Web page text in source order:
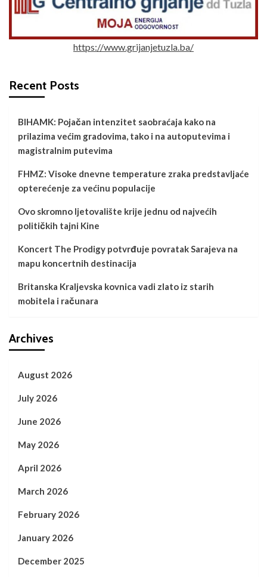
https://www.grijanjetuzla.ba/
Recent Posts
BIHAMK: Pojačan intenzitet saobraćaja kako na
prilazima većim gradovima, tako i na autoputevima i
magistralnim putevima
FHMZ: Visoke dnevne temperature zraka predstavljaće
opterećenje za većinu populacije
Ovo skromno ljetovalište krije jednu od najvećih
političkih tajni Kine
Koncert The Prodigy potvrđuje povratak Sarajeva na
mapu koncertnih destinacija
Britanska Kraljevska kovnica vadi zlato iz starih
mobitela i računara
Archives
August 2026
July 2026
June 2026
May 2026
April 2026
March 2026
February 2026
January 2026
December 2025